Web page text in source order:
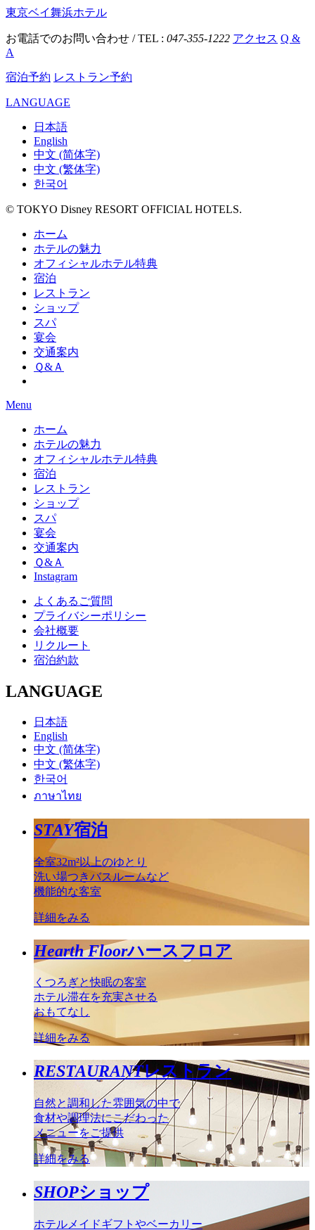
東京ベイ舞浜ホテル
お電話でのお問い合わせ / TEL : 047-355-1222 アクセス Q &
A
宿泊予約 レストラン予約
LANGUAGE
日本語
English
中文 (简体字)
中文 (繁体字)
한국어
© TOKYO Disney RESORT OFFICIAL HOTELS.
ホーム
ホテルの魅力
オフィシャルホテル特典
宿泊
レストラン
ショップ
スパ
宴会
交通案内
Ｑ&Ａ
Menu
ホーム
ホテルの魅力
オフィシャルホテル特典
宿泊
レストラン
ショップ
スパ
宴会
交通案内
Ｑ&Ａ
Instagram
よくあるご質問
プライバシーポリシー
会社概要
リクルート
宿泊約款
LANGUAGE
日本語
English
中文 (简体字)
中文 (繁体字)
한국어
ภาษาไทย
STAY宿泊
全室32m²以上のゆとり
洗い場つきバスルームなど
機能的な客室
詳細をみる
Hearth Floorハースフロア
くつろぎと快眠の客室
ホテル滞在を充実させる
おもてなし
詳細をみる
RESTAURANTレストラン
自然と調和した雰囲気の中で
食材や調理法にこだわった
メニューをご提供
詳細をみる
SHOPショップ
ホテルメイドギフトやベーカリー